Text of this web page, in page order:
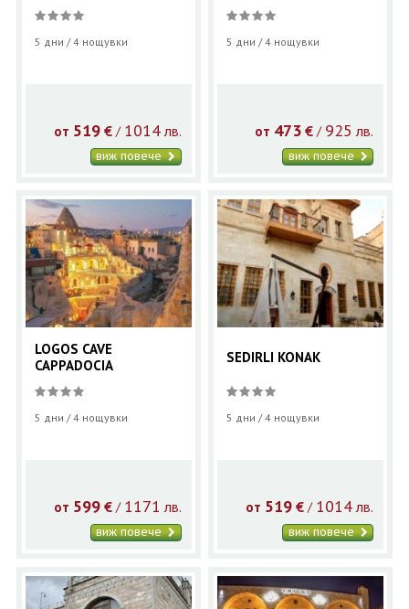
5 дни / 4 нощувки
от 519 €/ 1014 лв.
виж повече
5 дни / 4 нощувки
от 473 € / 925 лв.
виж повече
LOGOS CAVE
CAPPADOCIA
5 дни / 4 нощувки
от 599 €/ 1171 лв.
виж повече
SEDIRLI KONAK
5 дни / 4 нощувки
от 519 € / 1014 лв.
виж повече